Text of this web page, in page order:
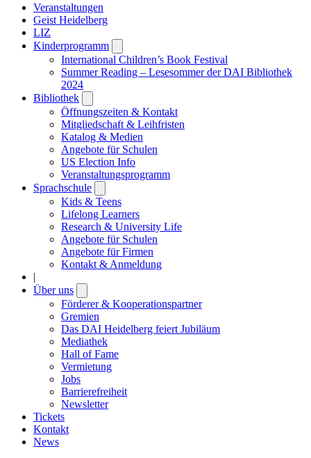
Veranstaltungen
Geist Heidelberg
LIZ
Kinderprogramm
submenu
International Children’s Book Festival
Summer Reading – Lesesommer der DAI Bibliothek
2024
Bibliothek
submenu
Öffnungszeiten & Kontakt
Mitgliedschaft & Leihfristen
Katalog & Medien
Angebote für Schulen
US Election Info
Veranstaltungsprogramm
Sprachschule
submenu
Kids & Teens
Lifelong Learners
Research & University Life
Angebote für Schulen
Angebote für Firmen
Kontakt & Anmeldung
|
Über uns
submenu
Förderer & Kooperationspartner
Gremien
Das DAI Heidelberg feiert Jubiläum
Mediathek
Hall of Fame
Vermietung
Jobs
Barrierefreiheit
Newsletter
Tickets
Kontakt
News